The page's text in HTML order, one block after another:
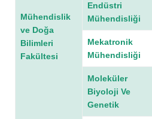
Mühendislik
ve Doğa
Bilimleri
Fakültesi
Endüstri
Mühendisliği
Mekatronik
Mühendisliği
Moleküler
Biyoloji Ve
Genetik